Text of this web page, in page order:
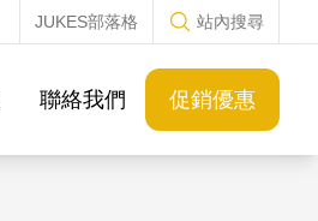
JUKES部落格 站內搜尋
聯絡我們 促銷優惠